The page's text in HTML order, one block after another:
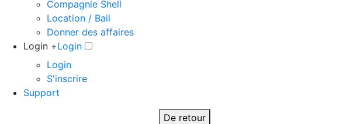
Compagnie Shell
Location / Bail
Donner des affaires
Login +Login
Login
S'inscrire
Support
De retour